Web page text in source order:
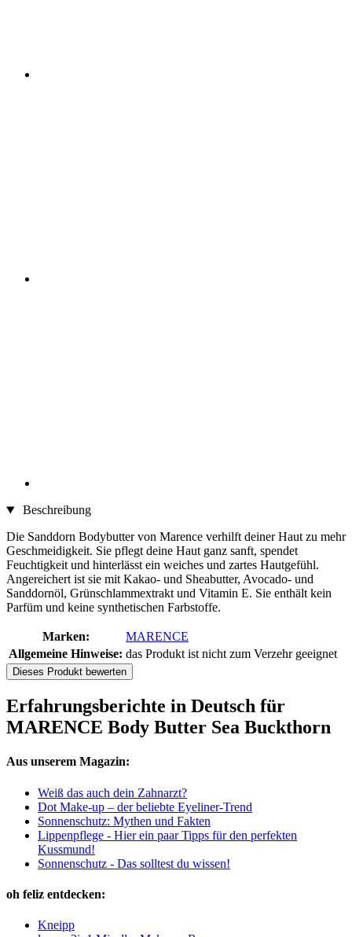
Beschreibung
Die Sanddorn Bodybutter von Marence verhilft deiner Haut zu mehr
Geschmeidigkeit. Sie pflegt deine Haut ganz sanft, spendet
Feuchtigkeit und hinterlässt ein weiches und zartes Hautgefühl.
Angereichert ist sie mit Kakao- und Sheabutter, Avocado- und
Sanddornöl, Grünschlammextrakt und Vitamin E. Sie enthält kein
Parfüm und keine synthetischen Farbstoffe.
Marken:
MARENCE
Allgemeine Hinweise: das Produkt ist nicht zum Verzehr geeignet
Dieses Produkt bewerten
Erfahrungsberichte in Deutsch für
MARENCE Body Butter Sea Buckthorn
Aus unserem Magazin:
Weiß das auch dein Zahnarzt?
Dot Make-up – der beliebte Eyeliner-Trend
Sonnenschutz: Mythen und Fakten
Lippenpflege - Hier ein paar Tipps für den perfekten
Kussmund!
Sonnenschutz - Das solltest du wissen!
oh feliz entdecken:
Kneipp